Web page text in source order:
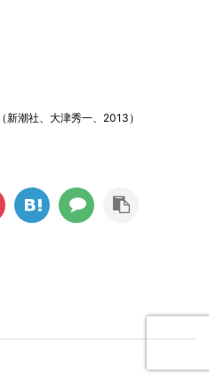
（新潮社、大津秀一、2013）